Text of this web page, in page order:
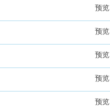
预览
预览
预览
预览
预览